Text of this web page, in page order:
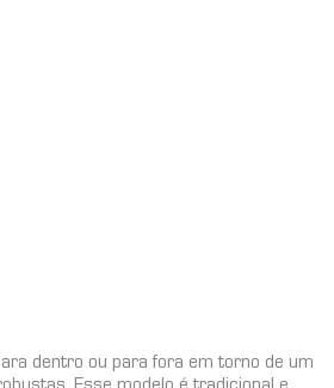
dentro ou para fora em torno de um